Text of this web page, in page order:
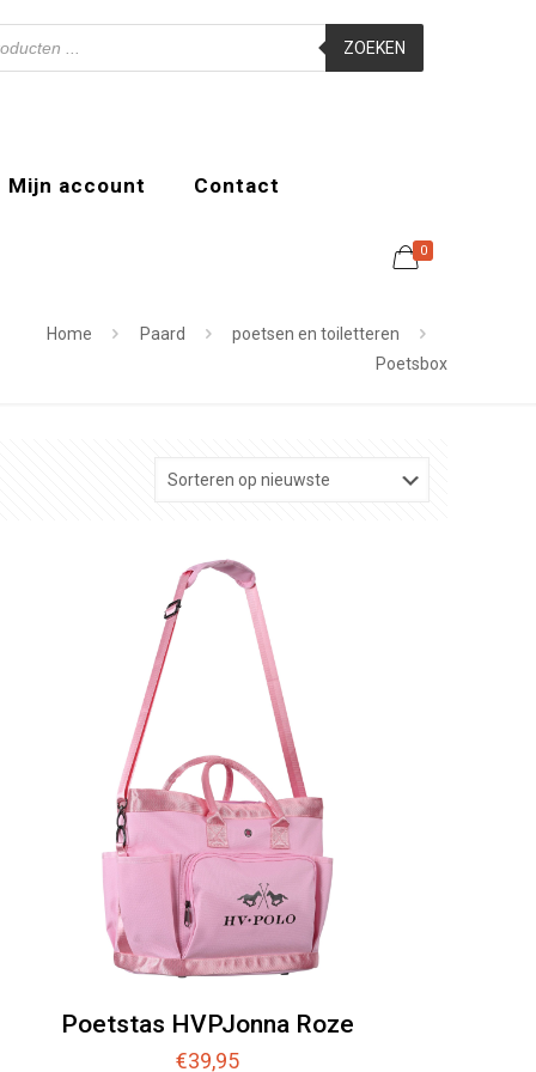
Mijn account Contact
ZOEKEN
0
Home Paard
poetsen en toiletteren
Poetsbox
Poetstas HVPJonna Roze
€39,95